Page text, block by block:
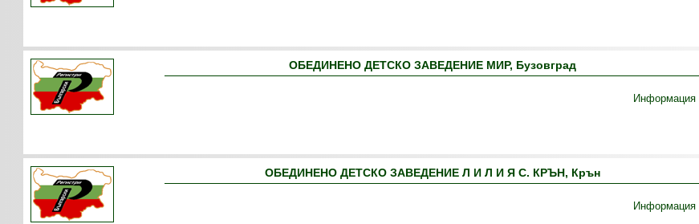
ОБЕДИНЕНО ДЕТСКО ЗАВЕДЕНИЕ МИР, Бузовград
Информация
ОБЕДИНЕНО ДЕТСКО ЗАВЕДЕНИЕ Л И Л И Я С. КРЪН, Крън
Информация